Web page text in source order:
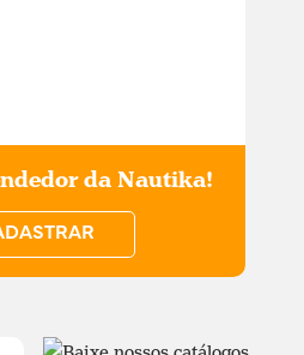
da Nautika!